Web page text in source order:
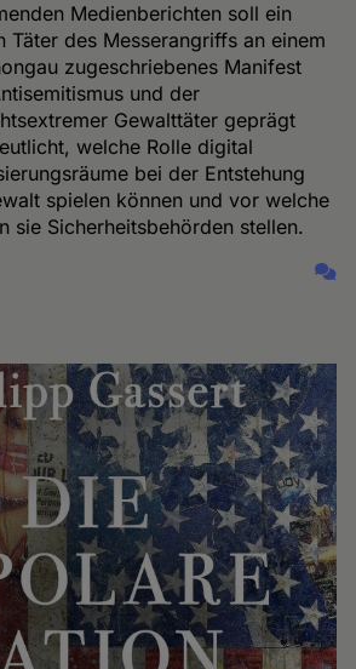
Medienberichten soll ein
Täter des Messerangriffs an einem
zugeschriebenes Manifest
und der
Gewalttäter geprägt
welche Rolle digital
bei der Entstehung
spielen können und vor welche
sie Sicherheitsbehörden stellen.